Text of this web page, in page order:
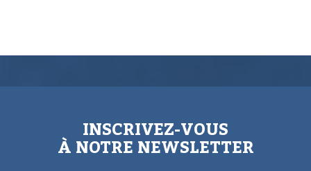
INSCRIVEZ-VOUS
À NOTRE NEWSLETTER